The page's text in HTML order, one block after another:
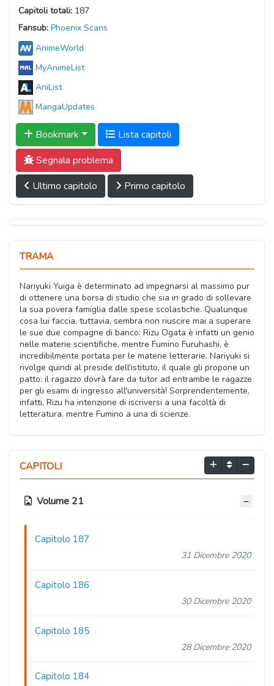
Capitoli totali: 187
Fansub: Phoenix Scans
AnimeWorld
MyAnimeList
AniList
MangaUpdates
Bookmark
Lista capitoli
Segnala problema
Ultimo capitolo
Primo capitolo
TRAMA
Nariyuki Yuiga è determinato ad impegnarsi al massimo pur
di ottenere una borsa di studio che sia in grado di sollevare
la sua povera famiglia dalle spese scolastiche. Qualunque
cosa lui faccia, tuttavia, sembra non riuscire mai a superare
le sue due compagne di banco: Rizu Ogata è infatti un genio
nelle materie scientifiche, mentre Fumino Furuhashi, è
incredibilmente portata per le materie letterarie. Nariyuki si
rivolge quindi al preside dell'istituto, il quale gli propone un
patto: il ragazzo dovrà fare da tutor ad entrambe le ragazze
per gli esami di ingresso all'università! Sorprendentemente,
infatti, Rizu ha intenzione di iscriversi a una facoltà di
letteratura, mentre Fumino a una di scienze.
CAPITOLI
Volume 21
Capitolo 187
31 Dicembre 2020
Capitolo 186
30 Dicembre 2020
Capitolo 185
28 Dicembre 2020
Capitolo 184